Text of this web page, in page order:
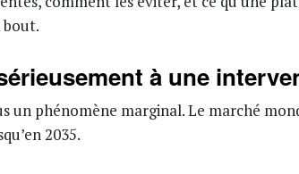
bout.
à une
un phénomène marginal. Le marché
2035.